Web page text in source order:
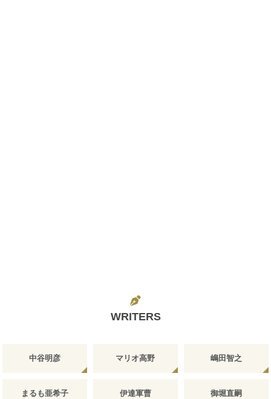
WRITERS
中谷明彦 マリオ高野 嶋田智之
まるも亜希子 伊達軍曹 御堀直嗣